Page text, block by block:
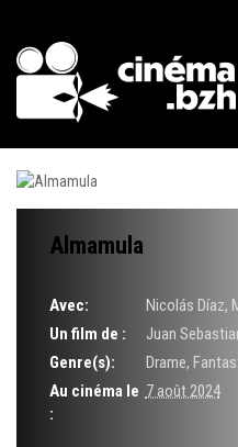
Almamula
Avec:
Nicolás Díaz,
Un film de :
Juan
Genre(s):
Drame,
Au cinéma le
:
7 août 2024